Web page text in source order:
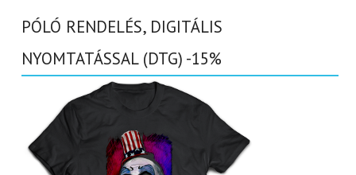
PÓLÓ RENDELÉS, DIGITÁLIS
NYOMTATÁSSAL (DTG) -15%